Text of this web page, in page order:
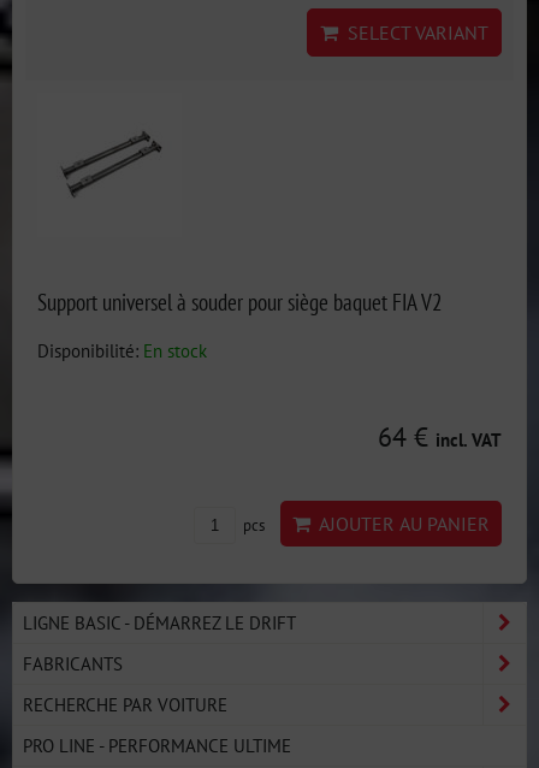
SELECT VARIANT
Support universel à souder pour siège baquet FIA V2
Disponibilité: En stock
64 € incl. VAT
pcs AJOUTER AU PANIER
LIGNE BASIC - DÉMARREZ LE DRIFT
FABRICANTS
RECHERCHE PAR VOITURE
PRO LINE - PERFORMANCE ULTIME